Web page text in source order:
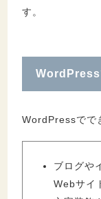
す。
WordPress
WordPressでで
ブログや
Webサイ